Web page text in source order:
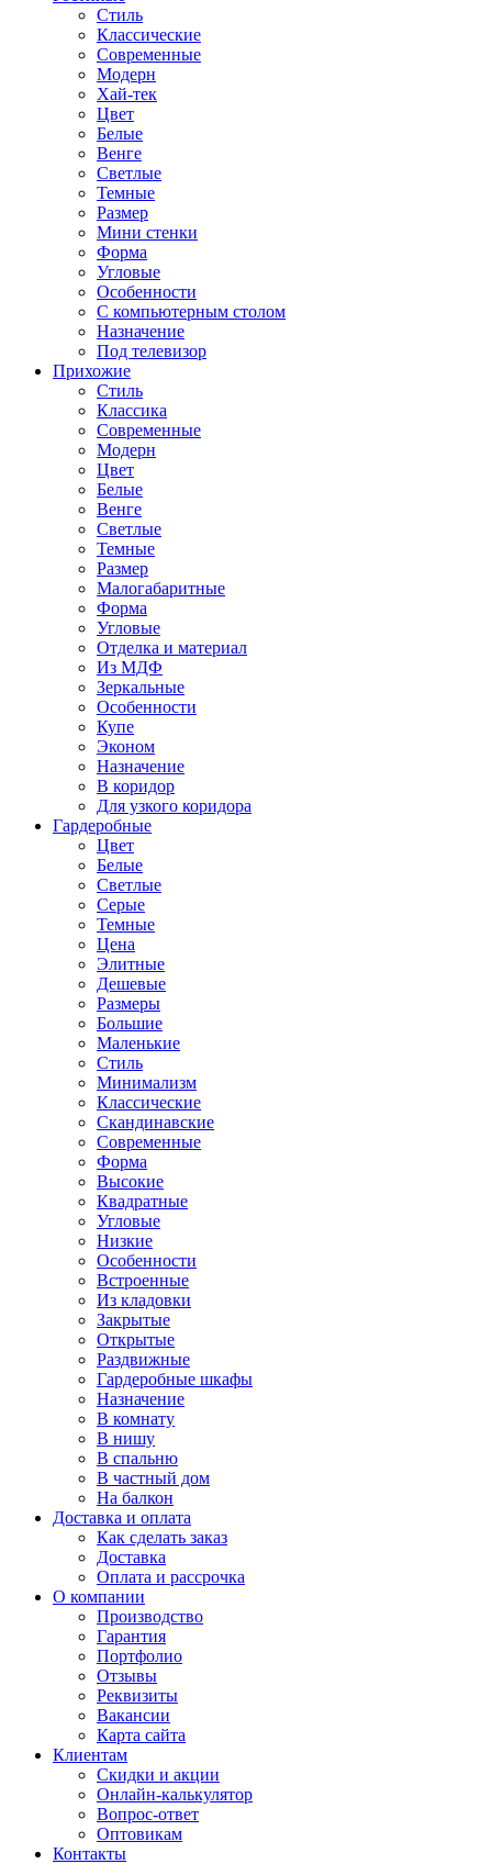
Стиль
Классические
Современные
Модерн
Хай-тек
Цвет
Белые
Венге
Светлые
Темные
Размер
Мини стенки
Форма
Угловые
Особенности
С компьютерным столом
Назначение
Под телевизор
Прихожие
Стиль
Классика
Современные
Модерн
Цвет
Белые
Венге
Светлые
Темные
Размер
Малогабаритные
Форма
Угловые
Отделка и материал
Из МДФ
Зеркальные
Особенности
Купе
Эконом
Назначение
В коридор
Для узкого коридора
Гардеробные
Цвет
Белые
Светлые
Серые
Темные
Цена
Элитные
Дешевые
Размеры
Большие
Маленькие
Стиль
Минимализм
Классические
Скандинавские
Современные
Форма
Высокие
Квадратные
Угловые
Низкие
Особенности
Встроенные
Из кладовки
Закрытые
Открытые
Раздвижные
Гардеробные шкафы
Назначение
В комнату
В нишу
В спальню
В частный дом
На балкон
Доставка и оплата
Как сделать заказ
Доставка
Оплата и рассрочка
О компании
Производство
Гарантия
Портфолио
Отзывы
Реквизиты
Вакансии
Карта сайта
Клиентам
Скидки и акции
Онлайн-калькулятор
Вопрос-ответ
Оптовикам
Контакты